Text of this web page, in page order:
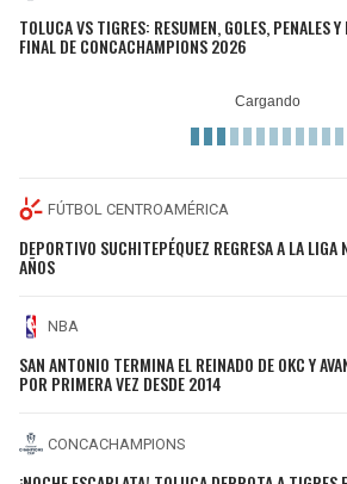
TOLUCA VS TIGRES: RESUMEN, GOLES, PENALES
FINAL DE CONCACHAMPIONS 2026
FÚTBOL CENTROAMÉRICA
DEPORTIVO SUCHITEPÉQUEZ REGRESA A LA LIGA
AÑOS
NBA
SAN ANTONIO TERMINA EL REINADO DE OKC Y
POR PRIMERA VEZ DESDE 2014
CONCACHAMPIONS